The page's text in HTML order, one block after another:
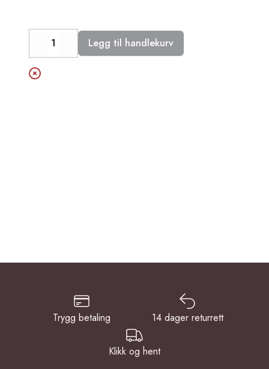
DecreaseIncreaseLegg til handlekurv
Trygg betaling 14 dager returrett
Klikk og hent